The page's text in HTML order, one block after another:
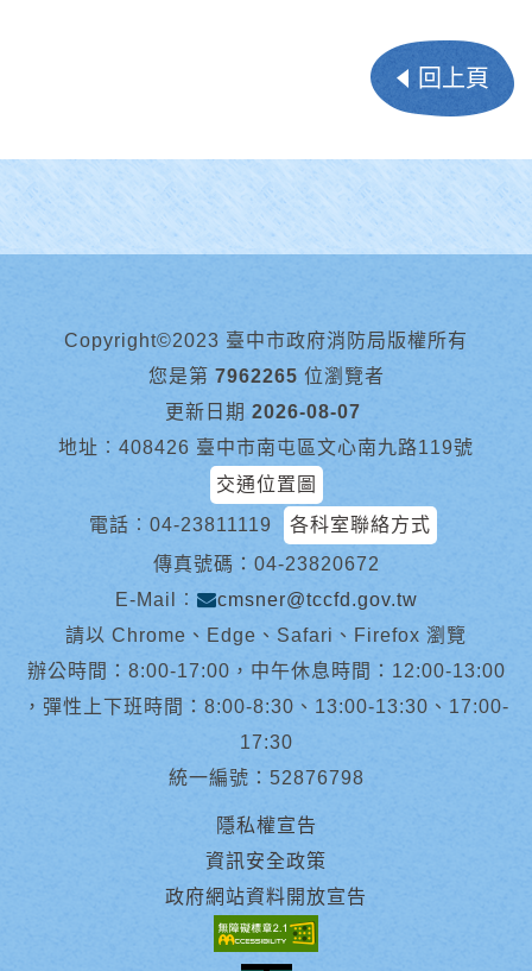
回上頁
Copyright©2023 臺中市政府消防局版權所有
您是第 7962265 位瀏覽者
更新日期 2026-08-07
地址︰408426 臺中市南屯區文心南九路119號
交通位置圖
電話︰ 04-23811119
各科室聯絡方式
傳真號碼：04-23820672
E-Mail︰
cmsner@tccfd.gov.tw
請以 Chrome、Edge、Safari、Firefox 瀏覽
辦公時間：8:00-17:00，中午休息時間：12:00-13:00
，彈性上下班時間：8:00-8:30、13:00-13:30、17:00-
17:30
統一編號：52876798
隱私權宣告
資訊安全政策
政府網站資料開放宣告